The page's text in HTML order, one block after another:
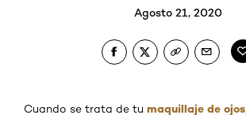
Agosto 21, 2020
Cuando se trata de tu maquillaje de ojos